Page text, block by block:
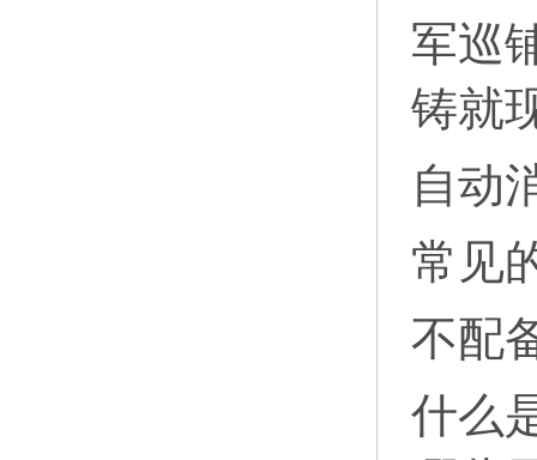
军巡
铸就
自动
常见
不配
什么